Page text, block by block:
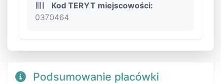
Kod TERYT miejscowości:
0370464
Podsumowanie placówki